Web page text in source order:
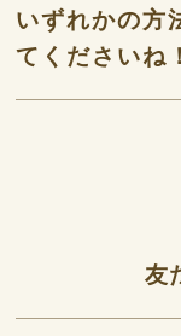
いずれかの方
てくださいね！
友